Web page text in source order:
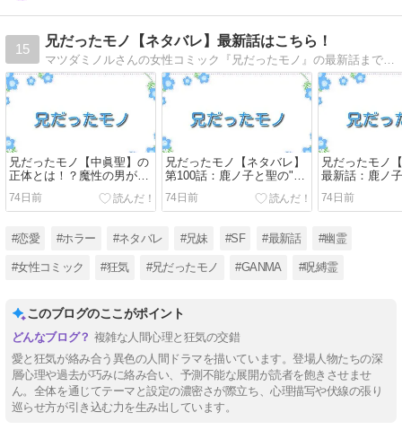
15
兄だったモノ【ネタバレ】最新話はこちら！
マツダミノルさんの女性コミック『兄だったモノ』の最新話までのネタバレはこちら！兄の恋人と妹と「兄だったモノ」が織りなす、おぞましくも切ない物語。『兄だったモノ』の無料試し読みやネタバレ（あらすじ）、読んだ感想などをお届けします
兄だったモノ【中眞聖】の
正体とは！？魔性の男が生
まれた衝撃の真実をネタバ
レ解説
74日前
兄だったモノ【ネタバレ】
第100話：鹿ノ子と聖の"お
ぞましい恋"はどう終わ
る！？
74日前
兄だったモノ
最新話：鹿ノ
の三角関係に
74日前
#恋愛 #ホラー #ネタバレ #兄妹 #SF #最新話 #幽霊
#女性コミック #狂気 #兄だったモノ #GANMA #呪縛霊
このブログのここがポイント
複雑な人間心理と狂気の交錯
愛と狂気が絡み合う異色の人間ドラマを描いています。登場人物たちの深
層心理や過去が巧みに絡み合い、予測不能な展開が読者を飽きさせませ
ん。全体を通じてテーマと設定の濃密さが際立ち、心理描写や伏線の張り
巡らせ方が引き込む力を生み出しています。